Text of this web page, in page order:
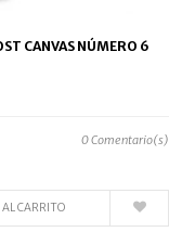
CANVAS NÚMERO 6
0Comentario(s)
CARRITO